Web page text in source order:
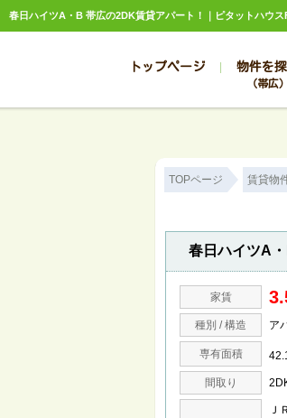
春日ハイツA・B 帯広の2DK賃貸アパート！｜ピタットハウス
トップページ 物件を
（帯広）
TOPページ 賃貸物
春日ハイツA
家賃
種別 / 構造 ア
専有面積
間取り
Ｊ